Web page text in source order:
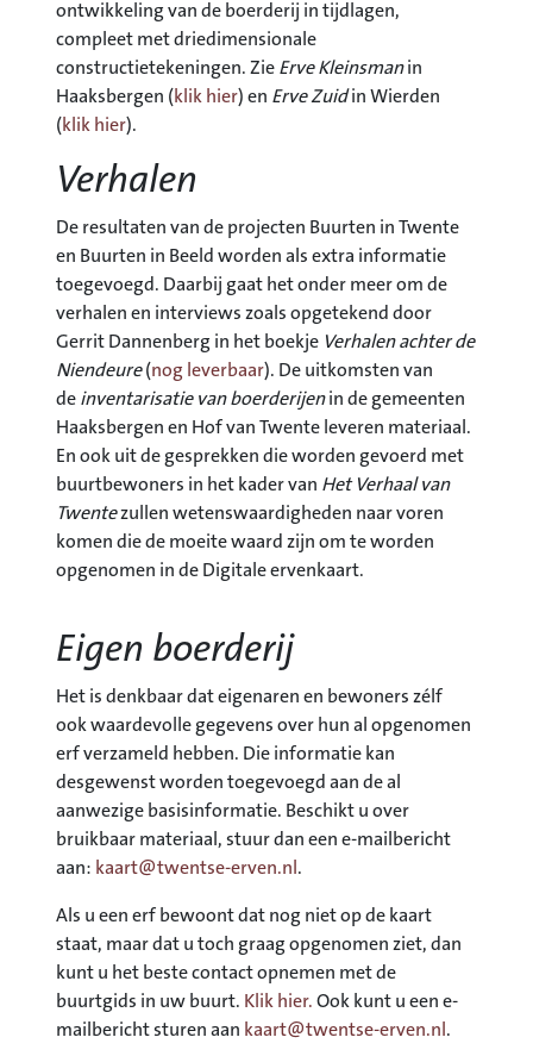
ontwikkeling van de boerderij in tijdlagen,
compleet met driedimensionale
constructietekeningen. Zie Erve Kleinsmanin
Haaksbergen (klik hier) en Erve Zuidin Wierden
(klik hier).
Verhalen
De resultaten van de projecten Buurten in Twente
en Buurten in Beeld worden als extra informatie
toegevoegd. Daarbij gaat het onder meer om de
verhalen en interviews zoals opgetekend door
Gerrit Dannenberg in het boekje Verhalen achter de
Niendeure(nog leverbaar). De uitkomsten van
de inventarisatie van boerderijenin de gemeenten
Haaksbergen en Hof van Twente leveren materiaal.
En ook uit de gesprekken die worden gevoerd met
buurtbewoners in het kader van Het Verhaal van
Twentezullen wetenswaardigheden naar voren
komen die de moeite waard zijn om te worden
opgenomen in de Digitale ervenkaart.
Eigen boerderij
Het is denkbaar dat eigenaren en bewoners zélf
ook waardevolle gegevens over hun al opgenomen
erf verzameld hebben. Die informatie kan
desgewenst worden toegevoegd aan de al
aanwezige basisinformatie. Beschikt u over
bruikbaar materiaal, stuur dan een e-mailbericht
aan: kaart@twentse-erven.nl .
Als u een erf bewoont dat nog niet op de kaart
staat, maar dat u toch graag opgenomen ziet, dan
kunt u het beste contact opnemen met de
buurtgids in uw buurt. Klik hier. Ook kunt u een e-
mailbericht sturen aan kaart@twentse-erven.nl .